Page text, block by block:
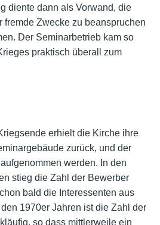
diente dann als Vorwand, die
fremde Zwecke zu beanspruchen
Der Seminarbetrieb kam so
praktisch überall zum
erhielt die Kirche ihre
zurück, und der
werden. In den
stieg die Zahl der Bewerber
bald die Interessenten aus
1970er Jahren ist die Zahl der
so dass mittlerweile ein